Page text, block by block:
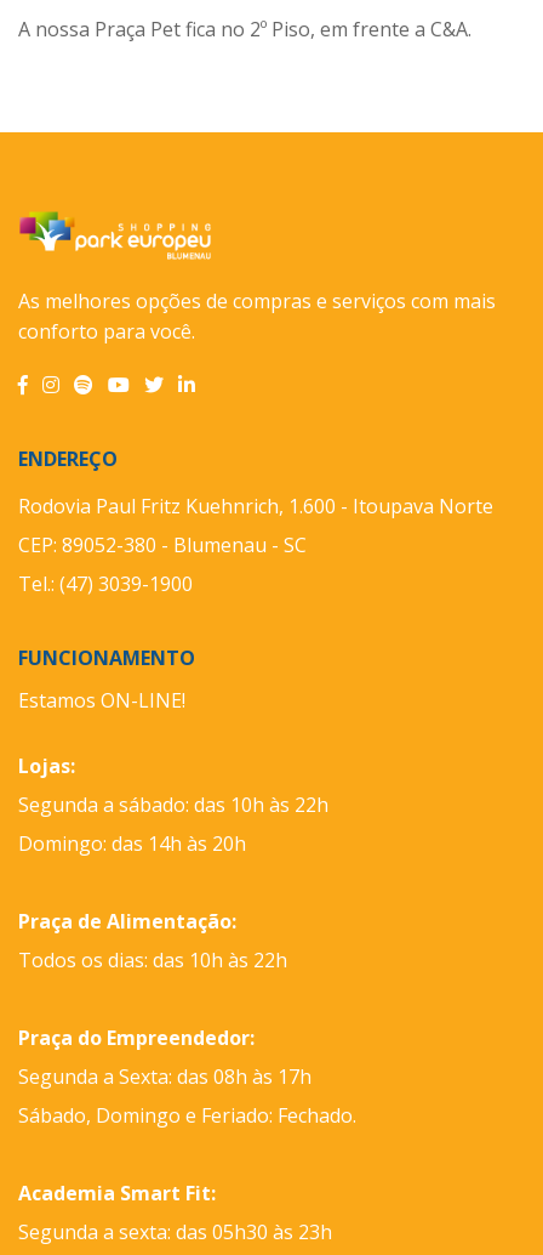
A nossa Praça Pet fica no 2º Piso, em frente a C&A.
As melhores opções de compras e serviços com mais
conforto para você.
ENDEREÇO
Rodovia Paul Fritz Kuehnrich, 1.600 - Itoupava Norte
CEP: 89052-380 - Blumenau - SC
Tel.: (47) 3039-1900
FUNCIONAMENTO
Estamos ON-LINE!
Lojas:
Segunda a sábado: das 10h às 22h
Domingo: das 14h às 20h
Praça de Alimentação:
Todos os dias: das 10h às 22h
Praça do Empreendedor:
Segunda a Sexta: das 08h às 17h
Sábado, Domingo e Feriado: Fechado.
Academia Smart Fit:
Segunda a sexta: das 05h30 às 23h